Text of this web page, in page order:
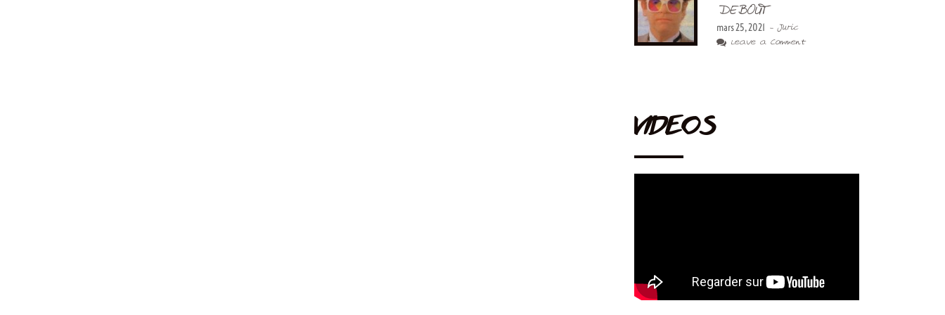
DEBOUT
mars 25, 2021 - Juric
Leave a Comment
VIDEOS